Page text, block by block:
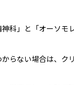
神科」と「オーソモ
らない場合は、ク